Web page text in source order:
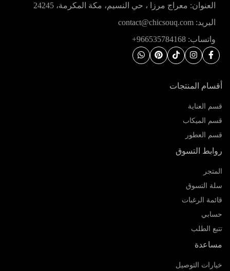
العنوان: معراج مرزا ، حي النسيم، مكة المكرمة، 24245
البريد: contact@chicsouq.com
واتساب: 966535784168+
أقسام المنتجات
قسم العناية
قسم الميكاب
قسم العطور
روابط التسوق
المتجر
سلة التسوق
قائمة الرغبات
حسابي
تتبع الطلب
مساعدة
خيارات التوصيل